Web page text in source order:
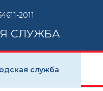
2011
СЛУЖБА
служба